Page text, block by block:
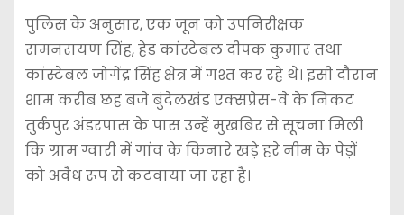
पुलिस के अनुसार, एक जून को उपनिरीक्षक
रामनरायण सिंह, हेड कांस्टेबल दीपक कुमार तथा
कांस्टेबल जोगेंद्र सिंह क्षेत्र में गश्त कर रहे थे। इसी दौरान
शाम करीब छह बजे बुंदेलखंड एक्सप्रेस-वे के निकट
तुर्कपुर अंडरपास के पास उन्हें मुखबिर से सूचना मिली
कि ग्राम ग्वारी में गांव के किनारे खड़े हरे नीम के पेड़ों
को अवैध रूप से कटवाया जा रहा है।